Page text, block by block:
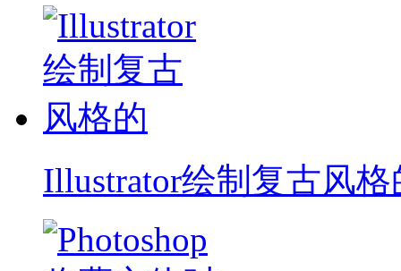
Illustrator绘制复古风格